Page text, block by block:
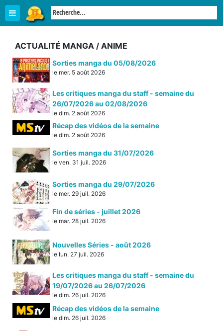
ACTUALITÉ MANGA / ANIME
Sorties manga du 05/08/2026
le mer. 5 août 2026
Les critiques manga du staff - semaine du
26/07/2026 au 02/08/2026
le dim. 2 août 2026
Récap des vidéos de la semaine
le dim. 2 août 2026
Sorties manga du 31/07/2026
le ven. 31 juil. 2026
Sorties manga du 29/07/2026
le mer. 29 juil. 2026
Fin de séries - juillet 2026
le mar. 28 juil. 2026
Nouvelles Séries - août 2026
le lun. 27 juil. 2026
Les critiques manga du staff - semaine du
19/07/2026 au 26/07/2026
le dim. 26 juil. 2026
Récap des vidéos de la semaine
le dim. 26 juil. 2026